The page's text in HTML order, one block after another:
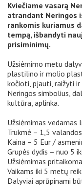
Kviečiame vasarą
atrandant Neringos
rankomis kuriamus
tempą, išbandyti
prisiminimų.
Užsiėmimo metu
plastilino ir molio
kočioti, pjauti, raižyti
Neringos simbolius,
kultūra, aplinka.
Užsiėmimas vedamas
Trukmė – 1,5
Kaina – 5 Eur /
Grupės dydis – nuo 5
Užsiėmimas
Vaikams iki 5 metų
Dalyviai aprūpinami